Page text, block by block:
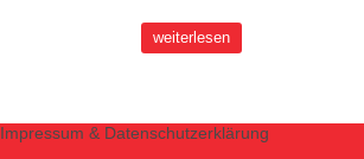
weiterlesen
Impressum & Datenschutzerklärung